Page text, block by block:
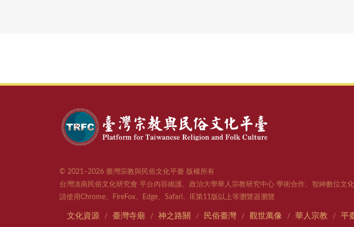
文化資源 / 臺灣寺廟 / 神之路關 / 民俗臺灣 / 觀世萬像 / 華人宗教 / 平
© 2021–2026 臺灣宗教與民俗文化平臺 版權所有
台灣淡南民俗文化研究會 平台內容維護、政治大學華人宗教研究中心 學術合作、智紳數位文
請使用Chrome、FireFox、Edge、Safari、IE第11版以上等瀏覽器瀏覽